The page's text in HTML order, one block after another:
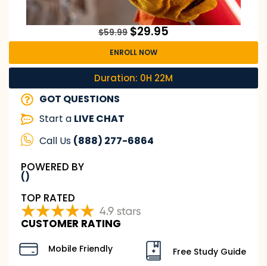
$59.99 $29.95
ENROLL NOW
Duration: 0H 22M
GOT QUESTIONS
Start a LIVE CHAT
Call Us (888) 277-6864
POWERED BY
()
TOP RATED
CUSTOMER RATING
Mobile Friendly
Free Study Guide